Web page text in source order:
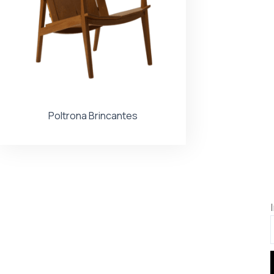
Poltrona Brincantes